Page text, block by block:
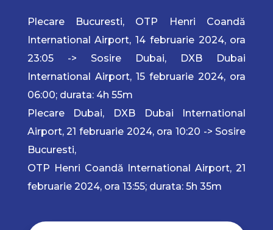
Plecare Bucuresti, OTP Henri Coandă
International Airport, 14 februarie 2024, ora
23:05 -> Sosire Dubai, DXB Dubai
International Airport, 15 februarie 2024, ora
06:00; durata: 4h 55m
Plecare Dubai, DXB Dubai International
Airport, 21 februarie 2024, ora 10:20 -> Sosire
Bucuresti,
OTP Henri Coandă International Airport, 21
februarie 2024, ora 13:55; durata: 5h 35m